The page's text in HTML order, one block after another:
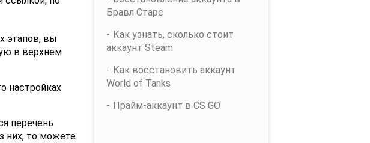
этапов, вы
в верхнем
настройках
перечень
них, то можете
Бравл Старс
Как узнать, сколько стоит
аккаунт Steam
Как восстановить аккаунт
World of Tanks
Прайм-аккаунт в CS GO